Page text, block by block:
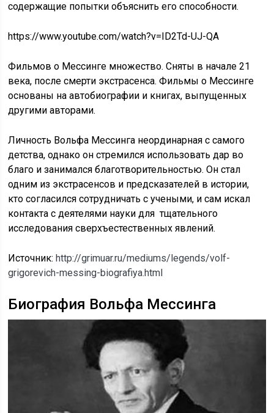
содержащие попытки объяснить его способности.
https://www.youtube.com/watch?v=ID2Td-UJ-QA
Фильмов о Мессинге множество. Сняты в начале 21
века, после смерти экстрасенса. Фильмы о Мессинге
основаны на автобиографии и книгах, выпущенных
другими авторами.
Личность Вольфа Мессинга неординарная с самого
детства, однако он стремился использовать дар во
благо и занимался благотворительностью. Он стал
одним из экстрасенсов и предсказателей в истории,
кто согласился сотрудничать с учеными, и сам искал
контакта с деятелями науки для тщательного
исследования сверхъестественных явлений.
Источник: http://grimuar.ru/mediums/legends/volf-
grigorevich-messing-biografiya.html
Биография Вольфа Мессинга